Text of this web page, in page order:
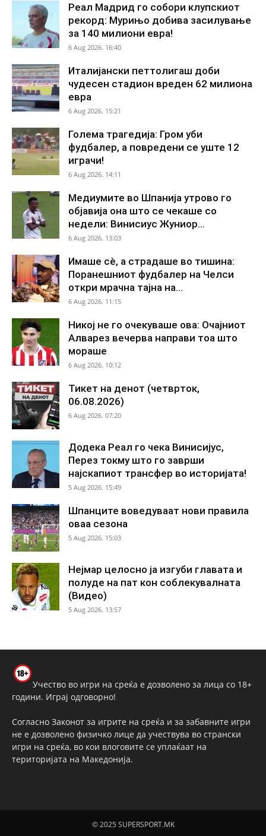
Реал Мадрид го собори клупскиот
рекорд: Мурињо добива засилување
за 140 милиони евра!
6 Aug 2026. 16:40
Италијански петтолигаш доби
чудесен стадион вреден 62 милиона
евра
6 Aug 2026. 15:21
Голема трагедија: Гром уби
фудбалер, а повредени се уште 12
играчи!
6 Aug 2026. 14:11
Медиумите во Шпанија утрово го
објавија она што се чекаше со
недели: Винисиус Жуниор...
6 Aug 2026. 13:03
Имаше сè, а страдаше во тишина:
Поранешниот фудбалер на Челси
откри мрачна тајна на...
6 Aug 2026. 11:15
Никој не го очекуваше ова: Очајниот
Алварез вечерва направи тоа што
мораше
6 Aug 2026. 10:12
Тикет на денот (четврток,
06.08.2026)
6 Aug 2026. 07:20
Додека Реал го чека Винисијус,
Перез токму што го заврши
најскапиот трансфер во историјата!
5 Aug 2026. 15:49
Шпанците воведуваат нови правила
оваа сезона
5 Aug 2026. 15:03
Нејмар целосно ја изгуби главата и
полуде на пат кон соблекувалната
(Видео)
5 Aug 2026. 13:57
Учество во игри на среќа е дозволено за лица со 18+
години. Играј одговорно!
Согласно Законот за игрите на среќа и за забавните игри
не е дозволено физичко лице да учествува во странски
игри на среќа, во кои влоговите се уплаќаат на
територијата на Македонија.
© 2025 SUPERSPORT.MK